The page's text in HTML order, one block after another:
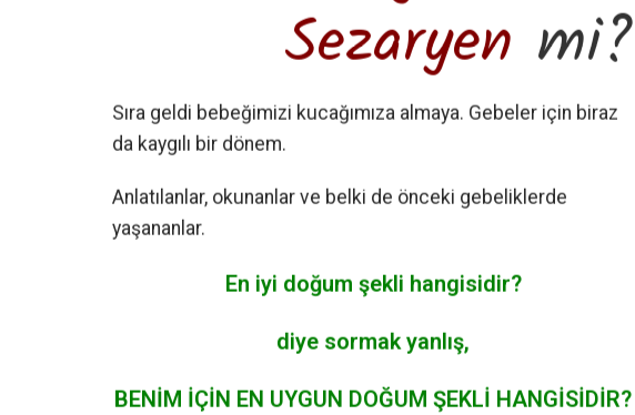
Sezaryen mi?
Sıra geldi bebeğimizi kucağımıza almaya. Gebeler için biraz
da kaygılı bir dönem.
Anlatılanlar, okunanlar ve belki de önceki gebeliklerde
yaşananlar.
En iyi doğum şekli hangisidir?
diye sormak yanlış,
BENİM İÇİN EN UYGUN DOĞUM ŞEKLİ HANGİSİDİR?